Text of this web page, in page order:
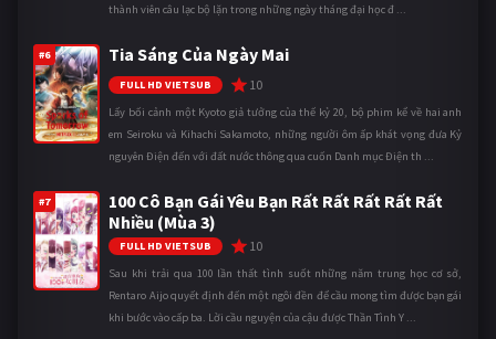
thành viên câu lạc bộ lặn trong những ngày tháng đại học đ ...
#6 Tia Sáng Của Ngày Mai
FULL HD VIETSUB 10
Lấy bối cảnh một Kyoto giả tưởng của thế kỷ 20, bộ phim kể về hai anh
em Seiroku và Kihachi Sakamoto, những người ôm ấp khát vọng đưa Kỷ
nguyên Điện đến với đất nước thông qua cuốn Danh mục Điện th ...
#7
100 Cô Bạn Gái Yêu Bạn Rất Rất Rất Rất Rất
Nhiều (Mùa 3)
FULL HD VIETSUB 10
Sau khi trải qua 100 lần thất tình suốt những năm trung học cơ sở,
Rentaro Aijo quyết định đến một ngôi đền để cầu mong tìm được bạn gái
khi bước vào cấp ba. Lời cầu nguyện của cậu được Thần Tình Y ...